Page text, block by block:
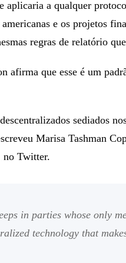
aplicaria a qualquer
e os projetos
regras de relatório
afirma que esse é um
sediados
Marisa Tashman
no Twitter.
in parties whose only
technology that